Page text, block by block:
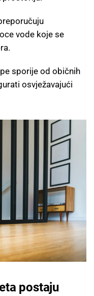
vode koje se
sporije od običnih
osvježavajući
postaju